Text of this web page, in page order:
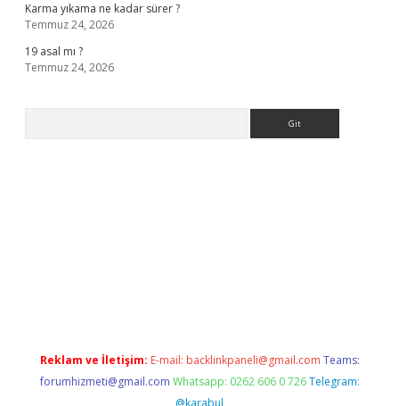
Karma yıkama ne kadar sürer ?
Temmuz 24, 2026
19 asal mı ?
Temmuz 24, 2026
Reklam ve İletişim: E-mail: backlinkpaneli@gmail.com Teams:
forumhizmeti@gmail.com Whatsapp: 0262 606 0 726 Telegram:
@karabul